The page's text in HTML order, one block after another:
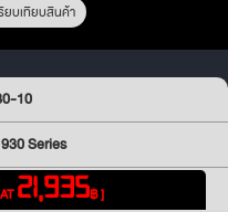
ยบเทียบสินค้า
10
Series
21,935฿ ]